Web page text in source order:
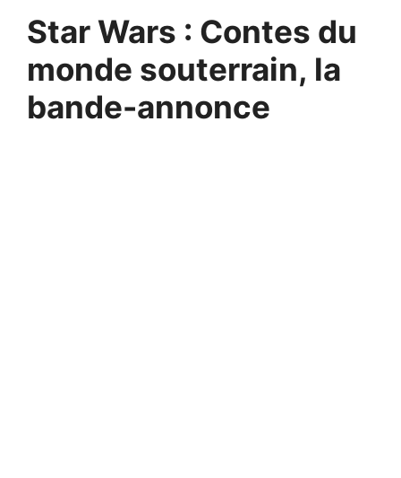
Star Wars : Contes du
monde souterrain, la
bande-annonce